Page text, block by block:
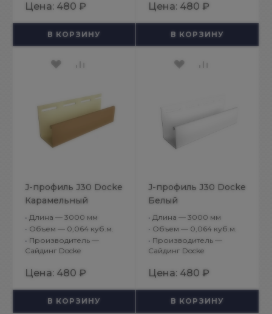
Цена: 480 ₽
В КОРЗИНУ
Цена: 480 ₽
В КОРЗИНУ
J-профиль J30 Docke
Карамельный
• Длина — 3000 мм
• Объем — 0,064 куб.м.
• Производитель —
Сайдинг Docke
Цена: 480 ₽
В КОРЗИНУ
J-профиль J30 Docke
Белый
• Длина — 3000 мм
• Объем — 0,064 куб.м.
• Производитель —
Сайдинг Docke
Цена: 480 ₽
В КОРЗИНУ